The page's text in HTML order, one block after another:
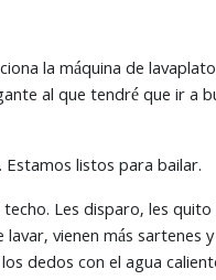
la máquina de
al que tendré que ir a
listos para bailar.
Les disparo, les
vienen más sartenes
dedos con el agua